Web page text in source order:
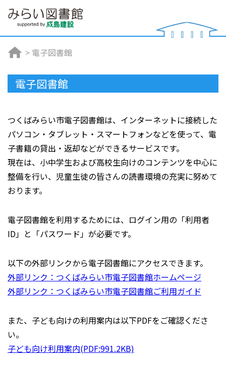
> 電子図書館
電子図書館
つくばみらい市電子図書館は、インターネットに接続した
パソコン・タブレット・スマートフォンなどを使って、電
子書籍の貸出・返却などができるサービスです。
現在は、小中学生および高校生向けのコンテンツを中心に
整備を行い、児童生徒の皆さんの読書環境の充実に努めて
おります。
電子図書館を利用するためには、ログイン用の「利用者
ID」と「パスワード」が必要です。
以下の外部リンクから電子図書館にアクセスできます。
外部リンク：つくばみらい市電子図書館ホームページ
外部リンク：つくばみらい市電子図書館ご利用ガイド
また、子ども向けの利用案内は以下PDFをご確認くださ
い。
子ども向け利用案内(PDF:991.2KB)